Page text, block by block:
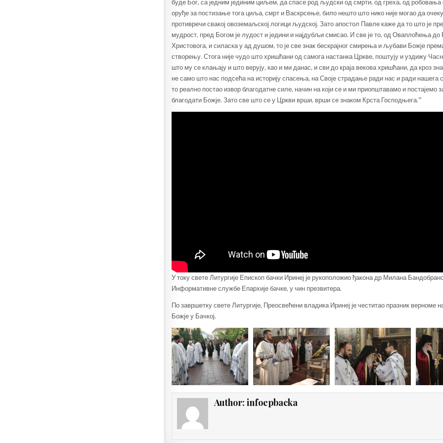
буде Бог, са једним јединим циљем, да спасе род људски од смрти, од греха, од робовања
оруђе за постизање тога циља, смрт и Васкрсење, било нешто што нико није могао да
противречи свакој овоземаљској логици људској. Зато апостол Павле каже да то што је
мудрост, пред Богом је лудост и једини и најдубљи смисао. И све је то, од Оваплоћења до
Христовога, и силаска у ад душом, то је све знак бескрајног смирења и љубави Божје
створењу. Стога није чудо што хришћани од самога настанка Цркве, поштују и уздижу
што му се клањају и што верују, као и ми данас, и сви до краја векова хришћани, да кроз
не само што нас подсећа на историју спасења, на Своје страдање ради нас и ради нашега
то реално постао извор благодатне силе, начин на који се и ми приопштавамо и постајемо
благодати Божје. Зато све што се у Цркви врши, врши се знаком Крста Господњега.”
У току свете Литургије Епископ бачки Иринеј је рукоположио ђакона др Милана
Информативне службе Епархије бачке, у чин презвитера.
По завршетку свете Литургије, Преосвећени владика Иринеј је честитао празник верноме
Божје у Бачкој.
Author:infoepbacka